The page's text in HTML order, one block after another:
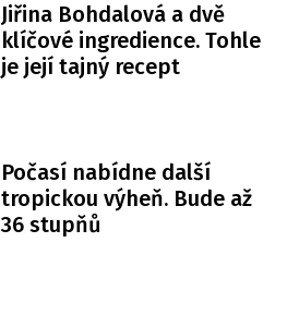
Jiřina Bohdalová a dvě
klíčové ingredience. Tohle
je její tajný recept
Počasí nabídne další
tropickou výheň. Bude až
36 stupňů